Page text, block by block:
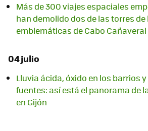
Más de 300 viajes espaciales
han demolido dos de las torres
emblemáticas de Cabo Cañaveral
04 julio
Lluvia ácida, óxido en los barrios
fuentes: así está el panorama de
en Gijón